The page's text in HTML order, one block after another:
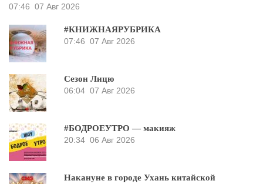
07:46 07 Авг 2026
#КНИЖНАЯРУБРИКА
07:46 07 Авг 2026
Сезон Лицю
06:04 07 Авг 2026
#БОДРОЕУТРО — макияж
20:34 06 Авг 2026
Накануне в городе Ухань китайской